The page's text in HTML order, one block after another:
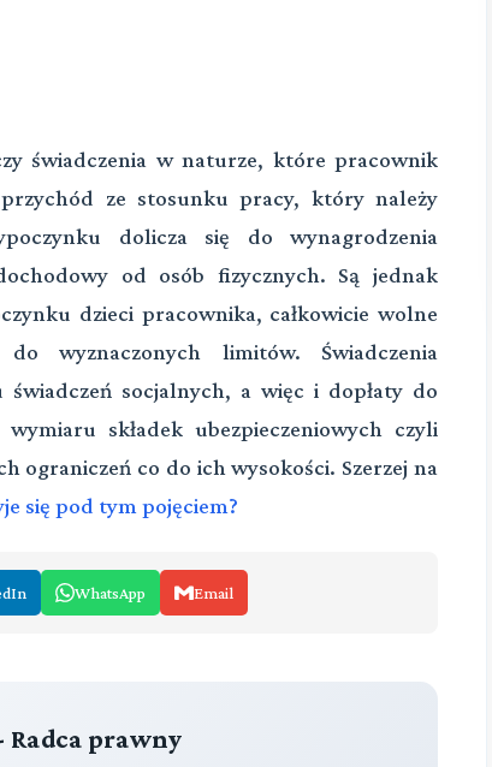
świadczenia w naturze, które pracownik
ze stosunku pracy, który należy
dolicza się do wynagrodzenia
od osób fizycznych. Są jednak
dzieci pracownika, całkowicie wolne
wyznaczonych limitów. Świadczenia
świadczeń socjalnych, a więc i dopłaty do
składek ubezpieczeniowych czyli
ograniczeń co do ich wysokości. Szerzej na
się pod tym pojęciem?
WhatsApp Email
Radca prawny